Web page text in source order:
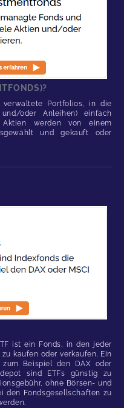
verwaltete Portfolios, in die
oder Anleihen) einfach
werden von einem
und gekauft oder
ist ein Fonds, in den jeder
kaufen oder verkaufen. Ein
Beispiel den DAX oder
sind ETFs günstig zu
ohne Börsen- und
den Fondsgesellschaften zu